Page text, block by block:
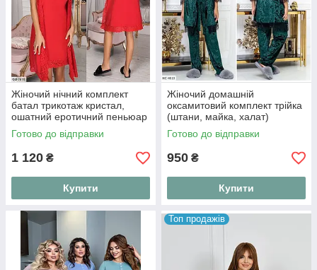
Жіночий нічний комплект
батал трикотаж кристал,
ошатний еротичний пеньюар
із халатом та мереживом
великих розмірів "Amour
Готово до відправки
1 120 ₴
Купити
Жіночий домашній
оксамитовий комплект трійка
(штани, майка, халат)
розміри: 48, 50
Готово до відправки
950 ₴
Купити
Топ продажів